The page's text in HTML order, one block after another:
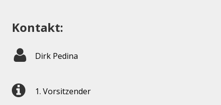
Kontakt:
Dirk Pedina
1. Vorsitzender